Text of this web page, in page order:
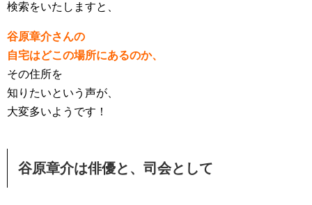
検索をいたしますと、
谷原章介さんの
自宅はどこの場所にあるのか、
その住所を
知りたいという声が、
大変多いようです！
谷原章介は俳優と、司会として